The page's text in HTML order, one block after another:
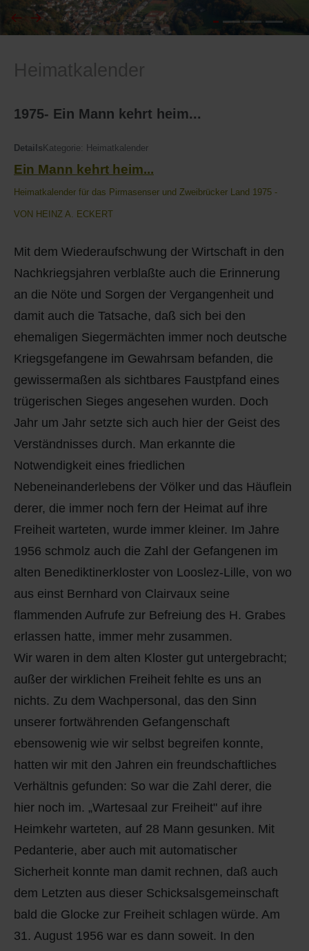
Heimatkalender
1975- Ein Mann kehrt heim...
Details Kategorie: Heimatkalender
Ein Mann kehrt heim...
Heimatkalender für das Pirmasenser und Zweibrücker Land 1975 -
VON HEINZ A. ECKERT
Mit dem Wiederaufschwung der Wirtschaft in den
Nachkriegsjahren verblaßte auch die Erinnerung
an die Nöte und Sorgen der Vergangenheit und
damit auch die Tatsache, daß sich bei den
ehemaligen Siegermächten immer noch deutsche
Kriegsgefangene im Gewahrsam befanden, die
gewissermaßen als sichtbares Faustpfand eines
trügerischen Sieges angesehen wurden. Doch
Jahr um Jahr setzte sich auch hier der Geist des
Verständnisses durch. Man erkannte die
Notwendigkeit eines friedlichen
Nebeneinanderlebens der Völker und das Häuflein
derer, die immer noch fern der Heimat auf ihre
Freiheit warteten, wurde immer kleiner. Im Jahre
1956 schmolz auch die Zahl der Gefangenen im
alten Benediktinerkloster von Looslez-Lille, von wo
aus einst Bernhard von Clairvaux seine
flammenden Aufrufe zur Befreiung des H. Grabes
erlassen hatte, immer mehr zusammen.
Wir waren in dem alten Kloster gut untergebracht;
außer der wirklichen Freiheit fehlte es uns an
nichts. Zu dem Wachpersonal, das den Sinn
unserer fortwährenden Gefangenschaft
ebensowenig wie wir selbst begreifen konnte,
hatten wir mit den Jahren ein freundschaftliches
Verhältnis gefunden: So war die Zahl derer, die
hier noch im. „Wartesaal zur Freiheit" auf ihre
Heimkehr warteten, auf 28 Mann gesunken. Mit
Pedanterie, aber auch mit automatischer
Sicherheit konnte man damit rechnen, daß auch
dem Letzten aus dieser Schicksalsgemeinschaft
bald die Glocke zur Freiheit schlagen würde. Am
31. August 1956 war es dann soweit. In den
J
M
N
O - Ö
Q
R
S
T
U
W
X - Y
Feuerwehr
Friedhöfe
Kirchen
Literatur
Ortseingang
Presles Partnergemeinde
Schulen - Kindergarten
Spielplätze
Strassen-Wege-Pfade
Verkehrsanbindung
Wohnplätze